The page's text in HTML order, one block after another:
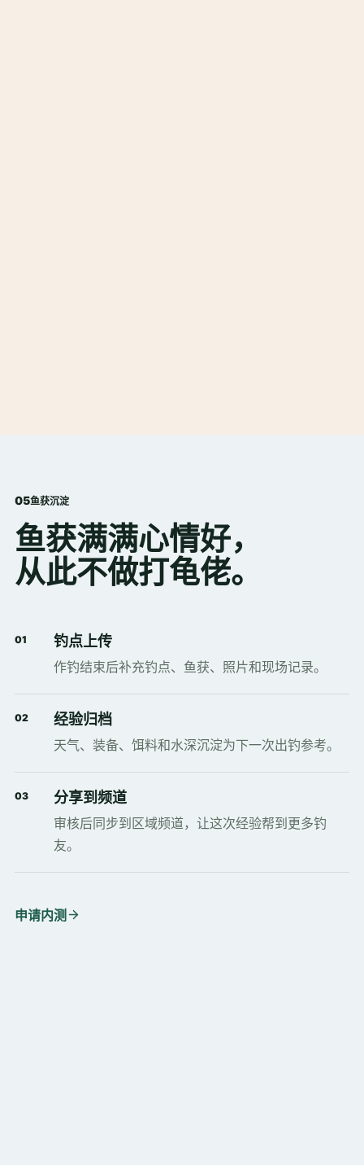
05鱼获沉淀
鱼获满满心情好，
从此不做打龟佬。
01 钓点上传
作钓结束后补充钓点、鱼获、照片和现场记录。
02 经验归档
天气、装备、饵料和水深沉淀为下一次出钓参考。
03 分享到频道
审核后同步到区域频道，让这次经验帮到更多钓
友。
申请内测